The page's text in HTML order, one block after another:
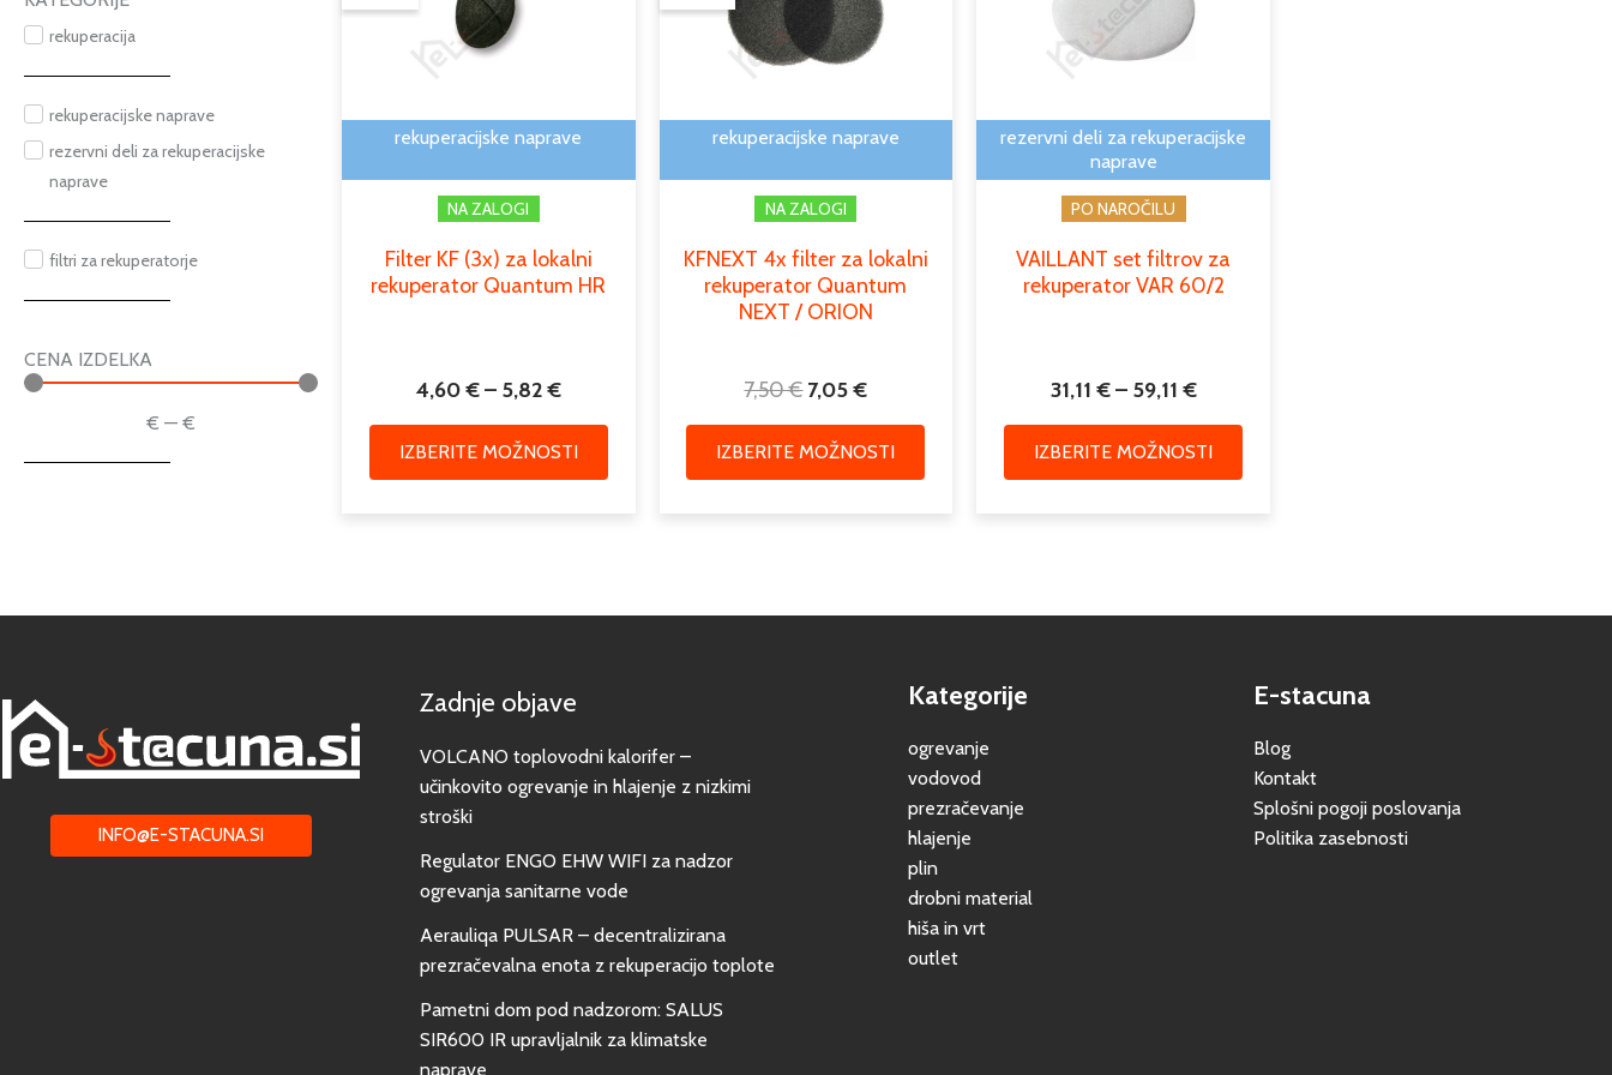
rekuperacija
rekuperacijske naprave
rezervni deli za rekuperacijske
naprave
filtri za rekuperatorje
CENA IZDELKA
€ — €
rekuperacijske naprave
NA ZALOGI
Filter KF (3x) za lokalni
rekuperator Quantum HR
4,60€– 5,82€
IZBERITE MOŽNOSTI
izberete
strani
rekuperacijske naprave
NA ZALOGI
KFNEXT 4x filter za lokalni
rekuperator Quantum
NEXT / ORION
7,50€
7,50 €.
7,05€
IZBERITE MOŽNOSTI
izberete
strani
rezervni deli za rekuperacijske
naprave
PO NAROČILU
VAILLANT set filtrov za
rekuperator VAR 60/2
31,11 €– 59,11 €
do
IZBERITE MOŽNOSTI
izberete
na
strani
INFO@E-STACUNA.SI
Zadnje objave
VOLCANO toplovodni kalorifer –
učinkovito ogrevanje in hlajenje z nizkimi
stroški
Regulator ENGO EHW WIFI za nadzor
ogrevanja sanitarne vode
Aerauliqa PULSAR – decentralizirana
prezračevalna enota z rekuperacijo toplote
Pametni dom pod nadzorom: SALUS
SIR600 IR upravljalnik za klimatske
naprave
Kategorije
ogrevanje
vodovod
prezračevanje
hlajenje
plin
drobni material
hiša in vrt
outlet
E-stacuna
Blog
Kontakt
Splošni pogoji poslovanja
Politika zasebnosti